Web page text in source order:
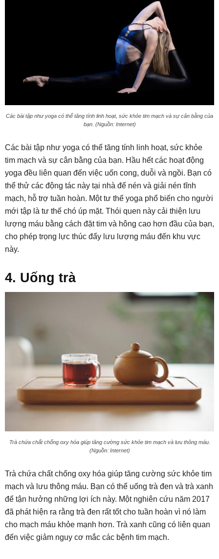
Các bài tập như yoga có thể tăng tính linh hoạt, sức khỏe tim mạch và sự cân bằng của
bạn. (Nguồn: Internet)
Các bài tập như yoga có thể tăng tính linh hoạt, sức khỏe
tim mạch và sự cân bằng của bạn. Hầu hết các hoạt động
yoga đều liên quan đến việc uốn cong, duỗi và ngồi. Bạn có
thể thử các động tác này tại nhà để nén và giải nén tĩnh
mạch, hỗ trợ tuần hoàn. Một tư thế yoga phổ biến cho người
mới tập là tư thế chó úp mặt. Thói quen này cải thiện lưu
lượng máu bằng cách đặt tim và hông cao hơn đầu của bạn,
cho phép trọng lực thúc đẩy lưu lượng máu đến khu vực
này.
4. Uống trà
Trà chứa chất chống oxy hóa giúp tăng cường sức khỏe tim mạch và lưu thông máu.
(Nguồn: Internet)
Trà chứa chất chống oxy hóa giúp tăng cường sức khỏe tim
mạch và lưu thông máu. Bạn có thể uống trà đen và trà xanh
để tận hưởng những lợi ích này. Một nghiên cứu năm 2017
đã phát hiện ra rằng trà đen rất tốt cho tuần hoàn vì nó làm
cho mạch máu khỏe mạnh hơn. Trà xanh cũng có liên quan
đến việc giảm nguy cơ mắc các bệnh tim mạch.